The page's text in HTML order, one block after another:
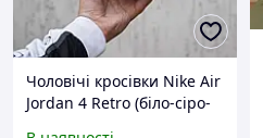
Чоловічі кросівки Nike Air
Jordan 4 Retro (біло-сіро-